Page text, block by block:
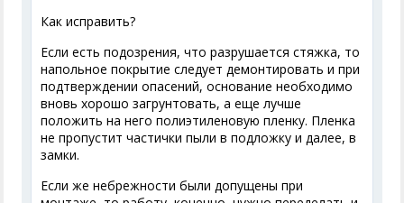
Как исправить?
Если есть подозрения, что разрушается стяжка, то
напольное покрытие следует демонтировать и при
подтверждении опасений, основание необходимо
вновь хорошо загрунтовать, а еще лучше
положить на него полиэтиленовую пленку. Пленка
не пропустит частички пыли в подложку и далее, в
замки.
Если же небрежности были допущены при